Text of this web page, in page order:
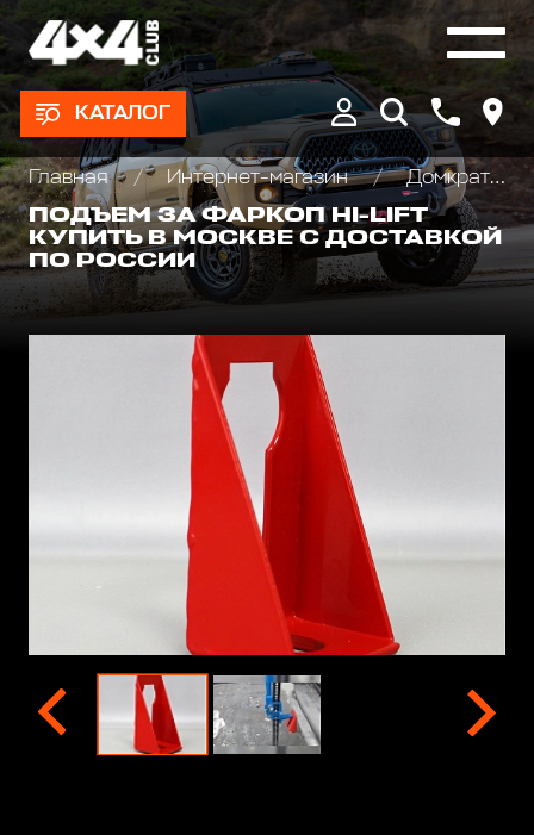
КАТАЛОГ
Главная Интернет-магазин
Домкраты реечные и аксессуары
ПОДЪЕМ ЗА ФАРКОП HI-LIFT
КУПИТЬ В МОСКВЕ С ДОСТАВКОЙ
ПО РОССИИ